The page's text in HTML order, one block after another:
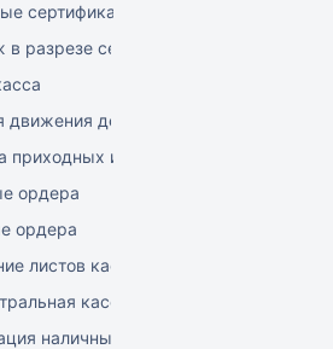
сертификаты
разрезе секций
движения денег в центральной кассе
приходных и расходных ордеров
ордера
ордера
листов кассовой книги
касса"
наличных в Центральной кассе